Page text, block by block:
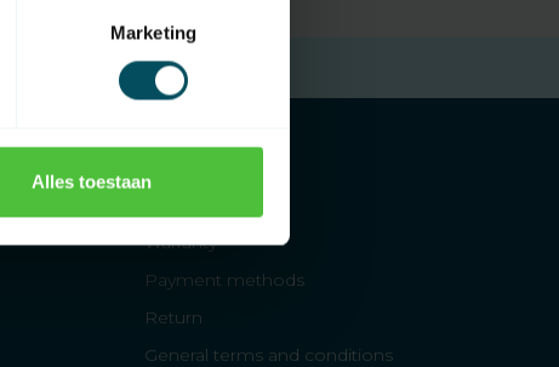
Marketing
Alles toestaan
Free returnswithin 14 days
Warranty
Payment methods
Return
General terms and conditions